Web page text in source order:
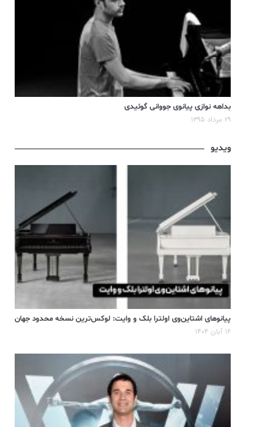
بداهه نوازی پیانوی جووانی گوئیدی
۲۹ مرداد ۱۳۹۵
ویدیو
پیانوهای اشتاین‌وی اولترا بلک و وایت: لوکس‌ترین نسخه محدود جهان
۱۶ آبان ۱۴۰۴